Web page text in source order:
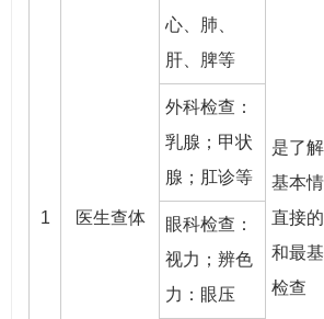
1 医生查体
是了
基本
直接
和最
检查
心、肺、
肝、脾等
外科检查：
乳腺；甲状
腺；肛诊等
眼科检查：
视力；辨色
力：眼压